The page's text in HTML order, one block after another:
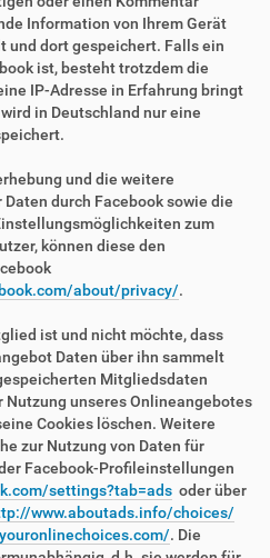
Information von Ihrem Gerät
und dort gespeichert. Falls ein
ist, besteht trotzdem die
IP-Adresse in Erfahrung bringt
in Deutschland nur eine
und die weitere
durch Facebook sowie die
zum
können diese den
about/privacy/.
ist und nicht möchte, dass
Daten über ihn sammelt
Mitgliedsdaten
Nutzung unseres Onlineangebotes
Cookies löschen. Weitere
zur Nutzung von Daten für
Facebook-Profileinstellungen
settings?tab=ads oder über
www.aboutads.info/choices/
. Die